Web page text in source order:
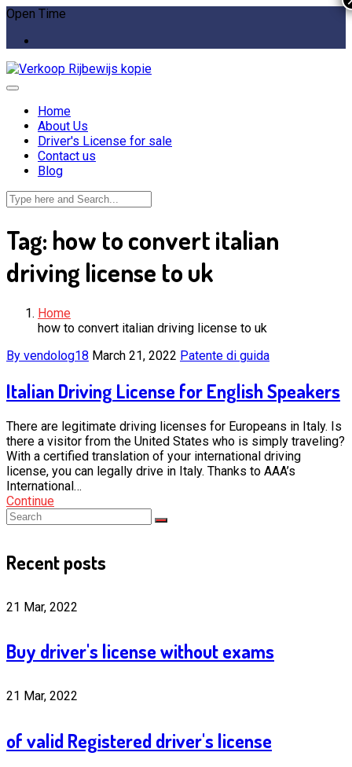
Open Time
Home
About Us
Driver's License for sale
Contact us
Blog
Tag: how to convert italian
driving license to uk
Home
how to convert italian driving license to uk
By vendolog18 March 21, 2022 Patente di guida
Italian Driving License for English Speakers
There are legitimate driving licenses for Europeans in Italy. Is
there a visitor from the United States who is simply traveling?
With a certified translation of your international driving
license, you can legally drive in Italy. Thanks to AAA’s
International…
Continue
Recent posts
21 Mar, 2022
Buy driver's license without exams
21 Mar, 2022
of valid Registered driver's license